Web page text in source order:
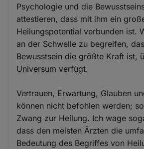
Psychologie und die
attestieren, dass mit ihm ein
Heilungspotential verbunden ist.
an der Schwelle zu begreifen,
Bewusstsein die größte Kraft ist,
Universum verfügt.
Vertrauen, Erwartung, Glauben
können nicht befohlen werden;
Zwang zur Heilung. Ich wage
dass den meisten Ärzten die
Bedeutung des Begriffes von